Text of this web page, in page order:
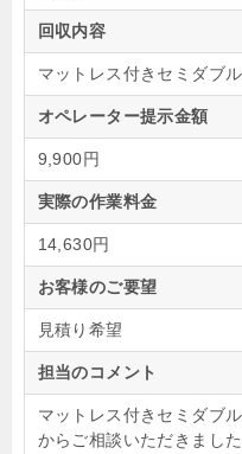
回収内容
マットレス付きセミダブ
オペレーター提示金額
9,900円
実際の作業料金
14,630円
お客様のご要望
見積り希望
担当のコメント
マットレス付きセミダブ
からご相談いただきまし